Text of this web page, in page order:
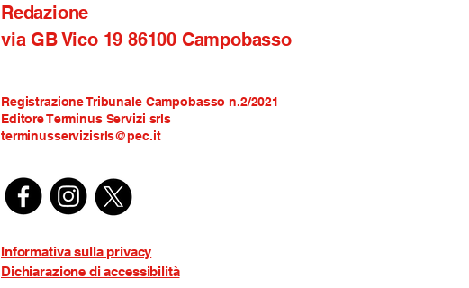
Redazione
via GB Vico 19 86100 Campobasso
Registrazione Tribunale Campobasso n.2/2021
Editore Terminus Servizi srls
terminusservizisrls@pec.it
Informativa sulla privacy
Dichiarazione di accessibilità